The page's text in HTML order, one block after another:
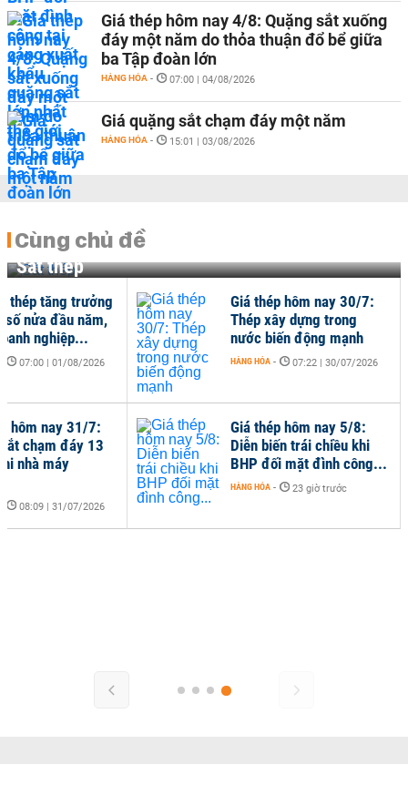
Giá thép hôm nay 4/8: Quặng sắt xuống
đáy một năm do thỏa thuận đổ bể giữa
ba Tập đoàn lớn
HÀNG HÓA - 07:00 | 04/08/2026
Giá quặng sắt chạm đáy một năm
HÀNG HÓA - 15:01 | 03/08/2026
Cùng chủ đề
Sắt thép
Giá thép hôm nay 5/8:
Diễn biến trái chiều khi
BHP đối mặt đình công...
HÀNG HÓA - 23 giờ trước
thép tăng trưởng
số nửa đầu năm,
nghiệp...
07:00 | 01/08/2026
hôm nay 31/7:
chạm đáy 13
nhà máy
08:09 | 31/07/2026
Giá thép hôm nay 30/7:
Thép xây dựng trong
nước biến động mạnh
HÀNG HÓA - 07:22 | 30/07/2026